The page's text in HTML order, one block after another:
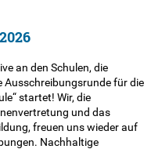
an den Schulen, die
Ausschreibungsrunde für die
startet! Wir, die
und das
freuen uns wieder auf
Nachhaltige